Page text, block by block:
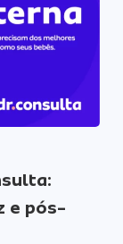
e pós-